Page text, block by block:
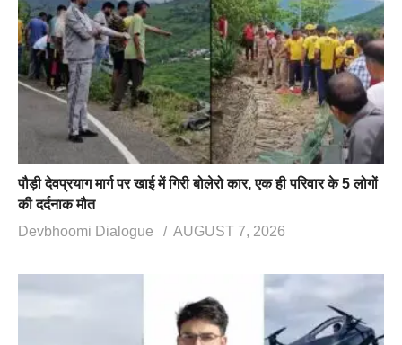
पौड़ी देवप्रयाग मार्ग पर खाई में गिरी बोलेरो कार, एक ही परिवार के 5 लोगों
की दर्दनाक मौत
Devbhoomi Dialogue
AUGUST 7, 2026